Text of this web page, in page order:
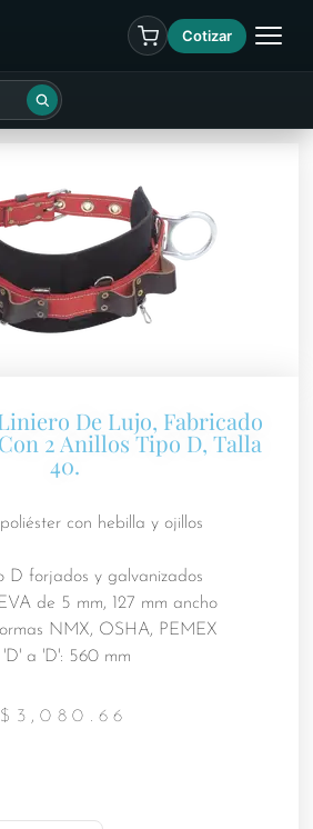
Cotizar
De Lujo, Fabricado
2 Anillos Tipo D, Talla
40.
con hebilla y ojillos
D forjados y galvanizados
de 5 mm, 127 mm ancho
NMX, OSHA, PEMEX
a 'D': 560 mm
$ 3,080.66